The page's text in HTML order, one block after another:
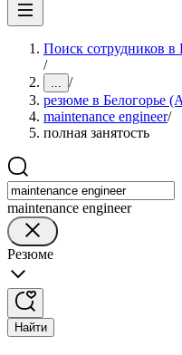
Поиск сотрудников в
/
... /
резюме в Белогорье
maintenance engineer/
полная занятость
maintenance engineer
Резюме
Найти